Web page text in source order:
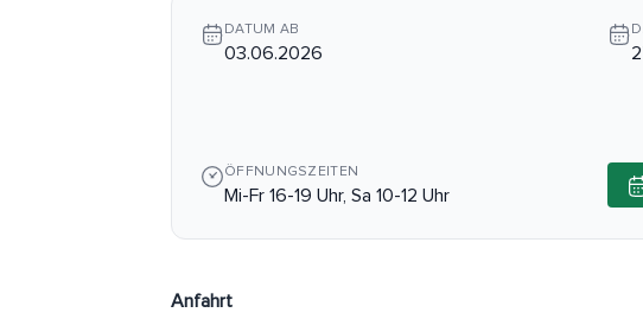
DATUM AB
03.06.2026
ÖFFNUNGSZEITEN
Mi-Fr 16-19 Uhr, Sa 10-12 Uhr
Anfahrt